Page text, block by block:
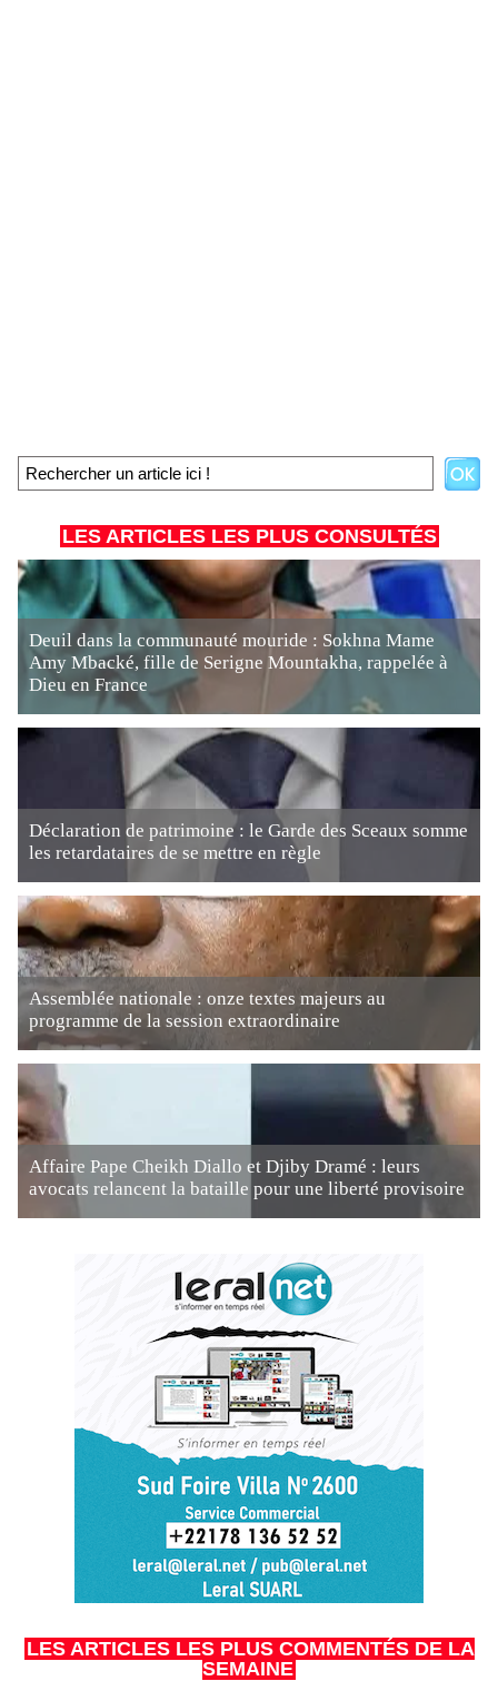
LES ARTICLES LES PLUS CONSULTÉS
Deuil dans la communauté mouride : Sokhna Mame
Amy Mbacké, fille de Serigne Mountakha, rappelée à
Dieu en France
Déclaration de patrimoine : le Garde des Sceaux somme
les retardataires de se mettre en règle
Assemblée nationale : onze textes majeurs au
programme de la session extraordinaire
Affaire Pape Cheikh Diallo et Djiby Dramé : leurs
avocats relancent la bataille pour une liberté provisoire
LES ARTICLES LES PLUS COMMENTÉS DE LA
SEMAINE